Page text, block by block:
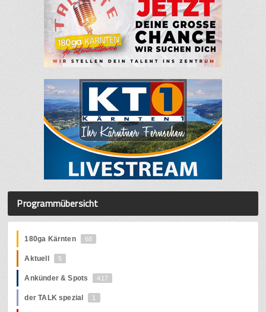
Programmübersicht
180ga Kärnten 68
Aktuell 5
Ankünder & Spots 417
der TALK spezial 1